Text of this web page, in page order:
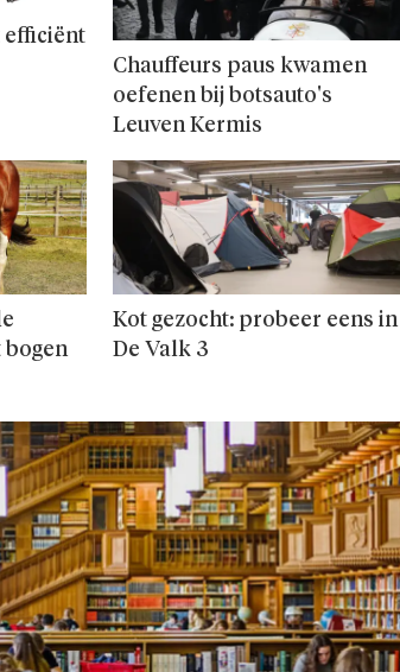
efficiënt
Chauffeurs paus kwamen
oefenen bij botsauto's
Leuven Kermis
bogen
Kot gezocht: probeer eens in
De Valk 3